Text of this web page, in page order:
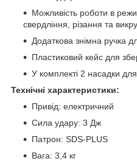
Можливість роботи в
свердління, різання та
Додаткова знімна ручка
Пластиковий кейс для
У комплекті 2 насадки
Технічні характеристики:
Привід: електричний
Сила удару: 3 Дж
Патрон: SDS-PLUS
Вага: 3,4 кг